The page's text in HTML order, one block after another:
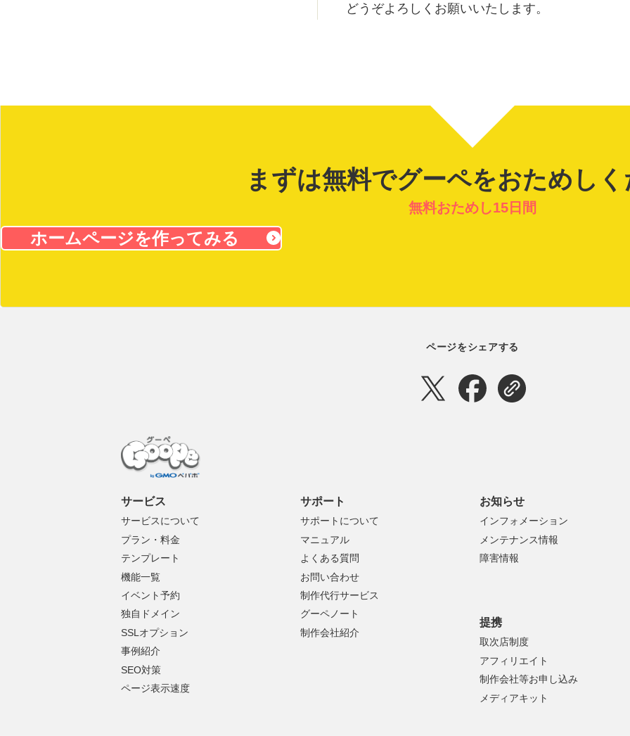
どうぞよろしくお願いいたします。
まずは無料でグーペをおためし
無料おためし15日間
ホームページを作ってみる
ページをシェアする
サービス
サービスについて
プラン・料金
テンプレート
機能一覧
イベント予約
独自ドメイン
SSLオプション
事例紹介
SEO対策
ページ表示速度
サポート
サポートについて
マニュアル
よくある質問
お問い合わせ
制作代行サービス
グーペノート
制作会社紹介
お知らせ
インフォメーション
メンテナンス情報
障害情報
提携
取次店制度
アフィリエイト
制作会社等お申し込み
メディアキット